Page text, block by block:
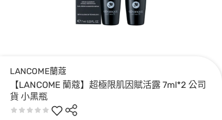
LANCOME蘭蔻
【LANCOME 蘭蔻】超極限肌因賦活露 7ml*2 公司
貨 小黑瓶